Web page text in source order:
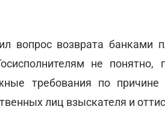
вопрос возврата банками
не
требования по причине
лиц взыскателя и